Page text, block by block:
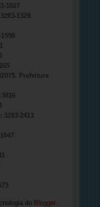
1027
1329
Prefeitura
3283-2413
do Blogger.